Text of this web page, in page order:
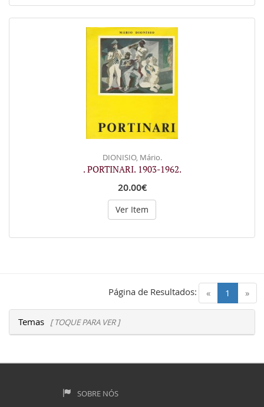
DIONISIO, Mário.
. PORTINARI. 1903-1962.
20.00€
Ver Item
« 1 (current)
»
Página de Resultados:
Temas [ TOQUE PARA VER ]
SOBRE NÓS